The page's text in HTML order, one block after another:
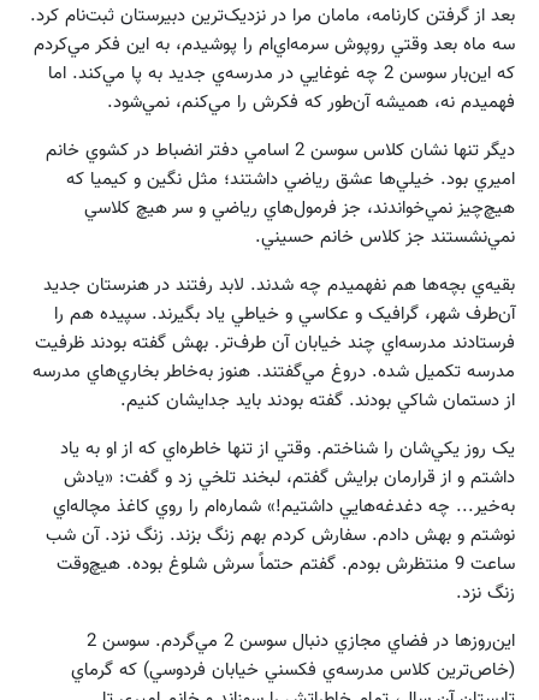
بعد از گرفتن کارنامه، مامان مرا در نزديک‌ترين دبيرستان ثبت‌نام کرد.
سه ماه بعد وقتي روپوش سرمه‌اي‌ام را پوشيدم، به اين فکر مي‌کردم
كه اين‌بار سوسن 2 چه غوغايي در مدرسه‌ي جديد به پا مي‌کند. اما
فهميدم نه، هميشه آن‌طور که فکرش را مي‌کنم، نمي‌شود.
ديگر تنها نشان کلاس سوسن 2 اسامي دفتر انضباط در کشوي خانم
اميري بود. خيلي‌ها عشق رياضي داشتند؛ مثل نگين و کيميا که
هيچ‌چيز نمي‌خواندند، جز فرمول‌هاي رياضي و سر هيچ کلاسي
نمي‌نشستند جز کلاس خانم حسيني.
بقيه‌ي بچه‌ها هم نفهميدم چه شدند. لابد رفتند در هنرستان جديد
آن‌طرف شهر، گرافيک و عکاسي و خياطي ياد بگيرند. سپيده هم را
فرستادند مدرسه‌اي چند خيابان آن طرف‌تر. بهش گفته بودند ظرفيت
مدرسه تکميل شده. دروغ مي‌گفتند. هنوز به‌خاطر بخاري‌هاي مدرسه
از دستمان شاکي بودند. گفته بودند بايد جدايشان کنيم.
يک روز يکي‌شان را شناختم. وقتي از تنها خاطره‌اي که از او به ياد
داشتم و از قرارمان برايش گفتم، لبخند تلخي زد و گفت: «يادش
به‌خير... چه دغدغه‌هايي داشتيم!» شماره‌ام را روي کاغذ مچاله‌اي
نوشتم و بهش دادم. سفارش کردم بهم زنگ بزند. زنگ نزد. آن شب
ساعت 9 منتظرش بودم. گفتم حتماً سرش شلوغ بوده. هيچ‌وقت
زنگ نزد.
اين‌روزها در فضاي مجازي دنبال سوسن 2 مي‌گردم. سوسن 2
(خاص‌ترين کلاس مدرسه‌ي فکسني خيابان فردوسي) که گرماي